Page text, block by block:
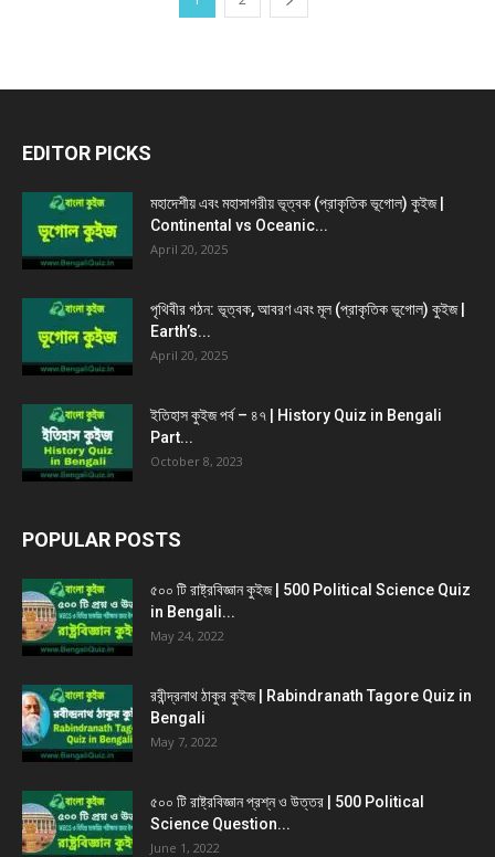
EDITOR PICKS
মহাদেশীয় এবং মহাসাগরীয় ভূত্বক (প্রাকৃতিক ভূগোল) কুইজ |
Continental vs Oceanic...
April 20, 2025
পৃথিবীর গঠন: ভূত্বক, আবরণ এবং মূল (প্রাকৃতিক ভূগোল) কুইজ |
Earth’s...
April 20, 2025
ইতিহাস কুইজ পর্ব – ৪৭ | History Quiz in Bengali
Part...
October 8, 2023
POPULAR POSTS
৫০০ টি রাষ্ট্রবিজ্ঞান কুইজ | 500 Political Science Quiz
in Bengali...
May 24, 2022
রবীন্দ্রনাথ ঠাকুর কুইজ | Rabindranath Tagore Quiz in
Bengali
May 7, 2022
৫০০ টি রাষ্ট্রবিজ্ঞান প্রশ্ন ও উত্তর | 500 Political
Science Question...
June 1, 2022